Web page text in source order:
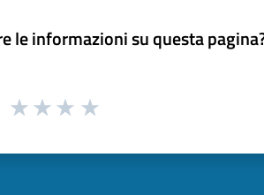
le informazioni su questa